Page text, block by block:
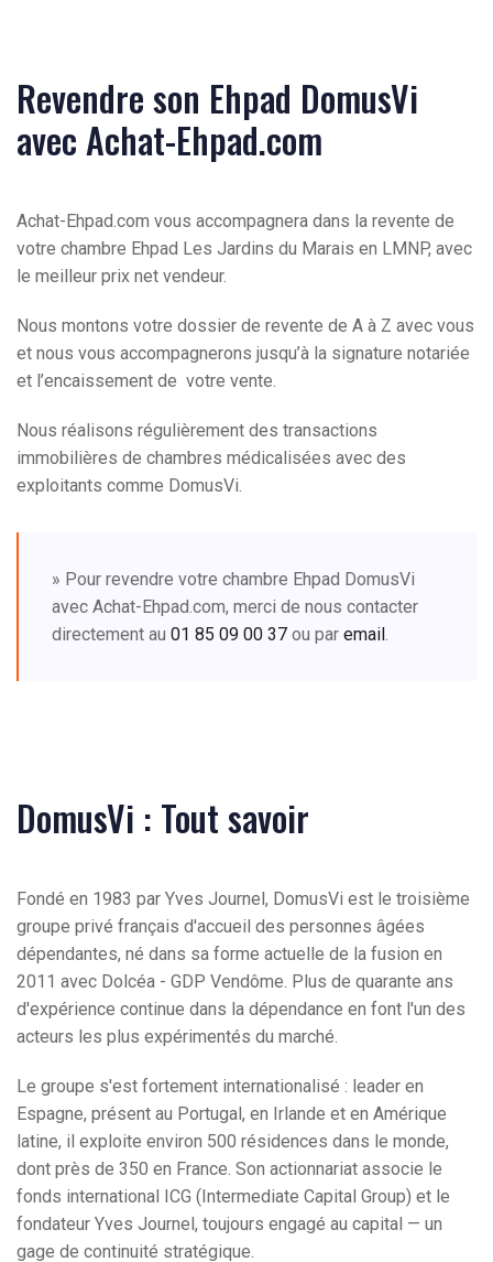
Revendre son Ehpad DomusVi
avec Achat-Ehpad.com
Achat-Ehpad.com vous accompagnera dans la revente de
votre chambre Ehpad Les Jardins du Marais en LMNP, avec
le meilleur prix net vendeur.
Nous montons votre dossier de revente de A à Z avec vous
et nous vous accompagnerons jusqu’à la signature notariée
et l’encaissement de votre vente.
Nous réalisons régulièrement des transactions
immobilières de chambres médicalisées avec des
exploitants comme DomusVi.
» Pour revendre votre chambre Ehpad DomusVi
avec Achat-Ehpad.com, merci de nous contacter
directement au 01 85 09 00 37 ou par email.
DomusVi : Tout savoir
Fondé en 1983 par Yves Journel, DomusVi est le troisième
groupe privé français d'accueil des personnes âgées
dépendantes, né dans sa forme actuelle de la fusion en
2011 avec Dolcéa - GDP Vendôme. Plus de quarante ans
d'expérience continue dans la dépendance en font l'un des
acteurs les plus expérimentés du marché.
Le groupe s'est fortement internationalisé : leader en
Espagne, présent au Portugal, en Irlande et en Amérique
latine, il exploite environ 500 résidences dans le monde,
dont près de 350 en France. Son actionnariat associe le
fonds international ICG (Intermediate Capital Group) et le
fondateur Yves Journel, toujours engagé au capital — un
gage de continuité stratégique.